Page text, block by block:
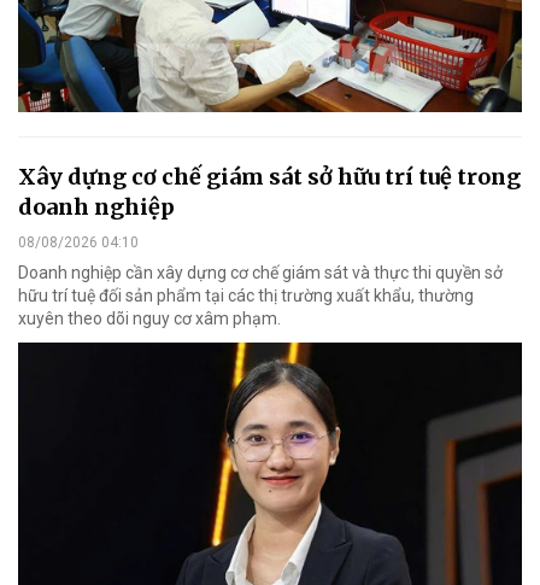
Xây dựng cơ chế giám sát sở hữu trí tuệ trong
doanh nghiệp
08/08/2026 04:10
Doanh nghiệp cần xây dựng cơ chế giám sát và thực thi quyền sở
hữu trí tuệ đối sản phẩm tại các thị trường xuất khẩu, thường
xuyên theo dõi nguy cơ xâm phạm.